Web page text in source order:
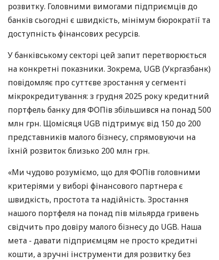
розвитку. Головними вимогами підприємців до
банків сьогодні є швидкість, мінімум бюрократії та
доступність фінансових ресурсів.
У банківському секторі цей запит перетворюється
на конкретні показники. Зокрема, UGB (Укргазбанк)
повідомляє про суттєве зростання у сегменті
мікрокредитування: з грудня 2025 року кредитний
портфель банку для ФОПів збільшився на понад 500
млн грн. Щомісяця UGB підтримує від 150 до 200
представників малого бізнесу, спрямовуючи на
їхній розвиток близько 200 млн грн.
«Ми чудово розуміємо, що для ФОПів головними
критеріями у виборі фінансового партнера є
швидкість, простота та надійність. Зростання
нашого портфеля на понад пів мільярда гривень
свідчить про довіру малого бізнесу до UGB. Наша
мета - давати підприємцям не просто кредитні
кошти, а зручні інструменти для розвитку без